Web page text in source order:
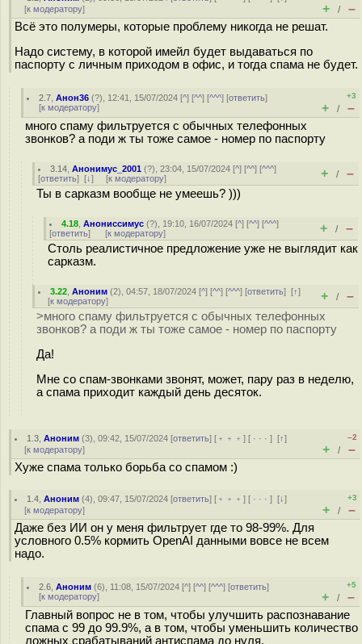
[к модератору] + / –
Всё это полумеры, которые проблему никогда не решат.
Надо систему, в которой имейл будет выдаваться по
паспорту с личным приходом в офис, и тогда спама не будет.
2.7 ,Анон36 (?), 12:41, 15/07/2024 [^] [^^] [^^^] [ответить]
[к модератору]
+3
+ / –
много спаму фильтруется с обычных телефонных
звонков? а поди ж ты тоже самое - номер по паспорту
3.14 ,Анонимус_2001 (?), 23:04, 15/07/2024 [^] [^^] [^^^]
[ответить] [↓] [к модератору] + / –
Ты в сарказм вообще не умеешь? )))
4.18 ,Анониссимус (?), 19:10, 16/07/2024 [^] [^^] [^^^]
[ответить] [к модератору] + / –
Столь реалистичное предложение уже не выглядит как
сарказм.
3.22 ,Аноним (2), 04:57, 18/07/2024 [^] [^^] [^^^] [ответить][↑]
[к модератору] + / –
>много спаму фильтруется с обычных телефонных
звонков? а поди ж ты тоже самое - номер по паспорту
Да!
Мне со спам-звонками звонят, может, пару раз в неделю,
а спама приходит каждый день десяток.
1.3 ,Аноним (3), 09:42, 15/07/2024 [ответить] [ ﹢﹢﹢] [ · · ·][↑]
[к модератору]
–2
+ / –
Хуже спама только борьба со спамом :)
1.4 ,Аноним (4), 09:47, 15/07/2024 [ответить] [ ﹢﹢﹢] [ · · ·][↓]
[к модератору]
+3
+ / –
Даже без ИИ он у меня фильтрует где то 98-99%. Для
условного 0.5% кормить OpenAI данными вовсе не всем
надо.
2.6 ,Аноним (6), 11:08, 15/07/2024 [^] [^^] [^^^] [ответить]
[к модератору]
+5
+ / –
Главный вопрос не в том, чтобы улучшить распознавание
спама с 99 до 99.9%, а в том, чтобы уменьшить количество
ложных срабатываний антиспама до нуля.